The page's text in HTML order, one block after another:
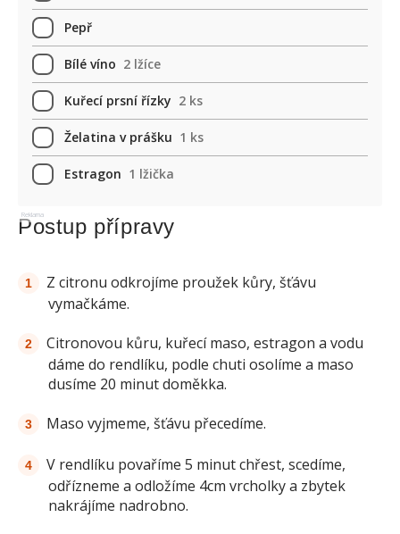
Pepř
Bílé víno 2 lžíce
Kuřecí prsní řízky 2 ks
Želatina v prášku 1 ks
Estragon 1 lžička
Reklama
Postup přípravy
Z citronu odkrojíme proužek kůry, šťávu
vymačkáme.
Citronovou kůru, kuřecí maso, estragon a vodu
dáme do rendlíku, podle chuti osolíme a maso
dusíme 20 minut doměkka.
Maso vyjmeme, šťávu přecedíme.
V rendlíku povaříme 5 minut chřest, scedíme,
odřízneme a odložíme 4cm vrcholky a zbytek
nakrájíme nadrobno.